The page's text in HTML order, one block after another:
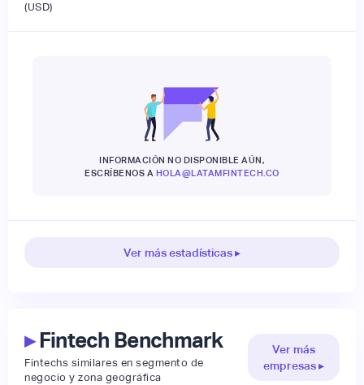
(USD)
INFORMACIÓN NO DISPONIBLE AÚN,
ESCRÍBENOS A HOLA@LATAMFINTECH.CO
Ver más estadísticas ▸
▸Fintech Benchmark
Fintechs similares en segmento de
negocio y zona geográfica
Ver más
empresas ▸